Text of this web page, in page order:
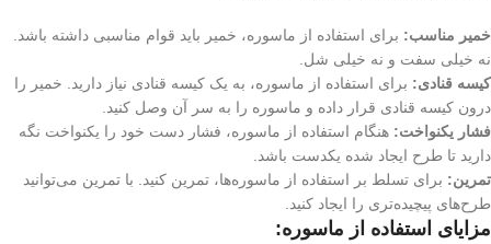
خمیر مناسب: برای استفاده از ماسوره، خمیر باید قوام مناسبی داشته باشد.
نه خیلی سفت و نه خیلی شل.
کیسه قنادی: برای استفاده از ماسوره، به یک کیسه قنادی نیاز دارید. خمیر را
درون کیسه قنادی قرار داده و ماسوره را به سر آن وصل کنید.
فشار یکنواخت: هنگام استفاده از ماسوره، فشار دست خود را یکنواخت نگه
دارید تا طرح ایجاد شده یکدست باشد.
تمرین: برای تسلط بر استفاده از ماسوره‌ها، تمرین کنید. با تمرین می‌توانید
طرح‌های پیچیده‌تری را ایجاد کنید.
مزایای استفاده از ماسوره: